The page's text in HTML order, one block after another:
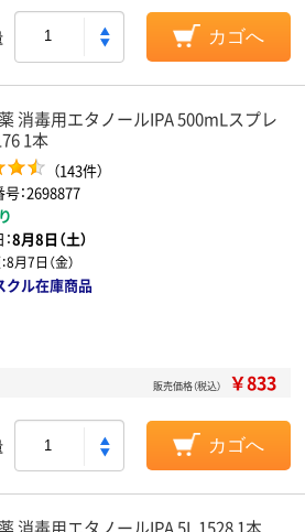
カゴへ
消毒用エタノールIPA 500mLスプレ
1本
（143件）
：2698877
8月8日（土）
8月7日（金）
クル在庫商品
販売価格（税込） ￥833
カゴへ